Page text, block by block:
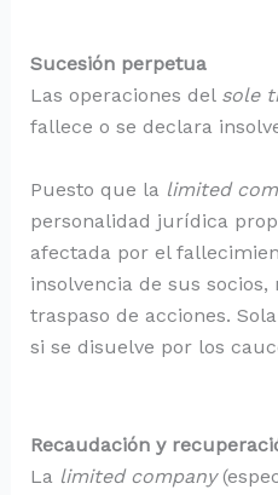
Sucesión perpetua
Las operaciones del sole
fallece o se declara
Puesto que la limited
personalidad jurídica
afectada por el
insolvencia de sus
traspaso de acciones.
si se disuelve por los
Recaudación y
La limited company